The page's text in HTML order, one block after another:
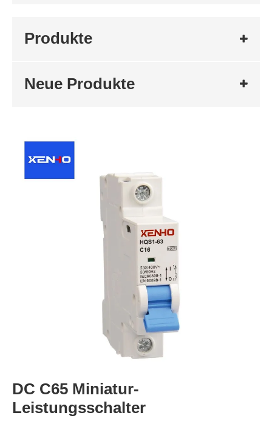
Produkte
Neue Produkte
DC C65 Miniatur-
Leistungsschalter